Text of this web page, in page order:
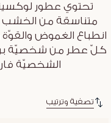
تحتوي عطور
متناسقة من الخشب
انطباع الغموض
كلّ عطر من شخصيّة
الشخصيّة
تصفية وترتيب